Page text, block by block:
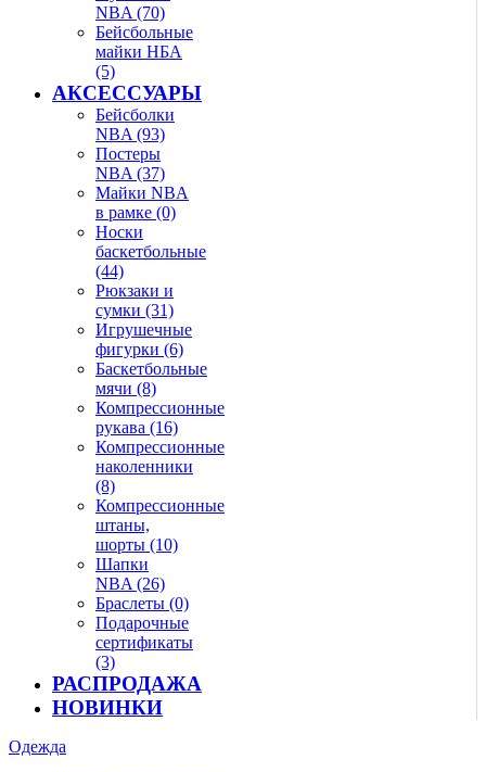
NBA (70)
Бейсбольные
майки НБА
(5)
АКСЕССУАРЫ
Бейсболки
NBA (93)
Постеры
NBA (37)
Майки NBA
в рамке (0)
Носки
баскетбольные
(44)
Рюкзаки и
сумки (31)
Игрушечные
фигурки (6)
Баскетбольные
мячи (8)
Компрессионные
рукава (16)
Компрессионные
наколенники
(8)
Компрессионные
штаны,
шорты (10)
Шапки
NBA (26)
Браслеты (0)
Подарочные
сертификаты
(3)
РАСПРОДАЖА
НОВИНКИ
Одежда